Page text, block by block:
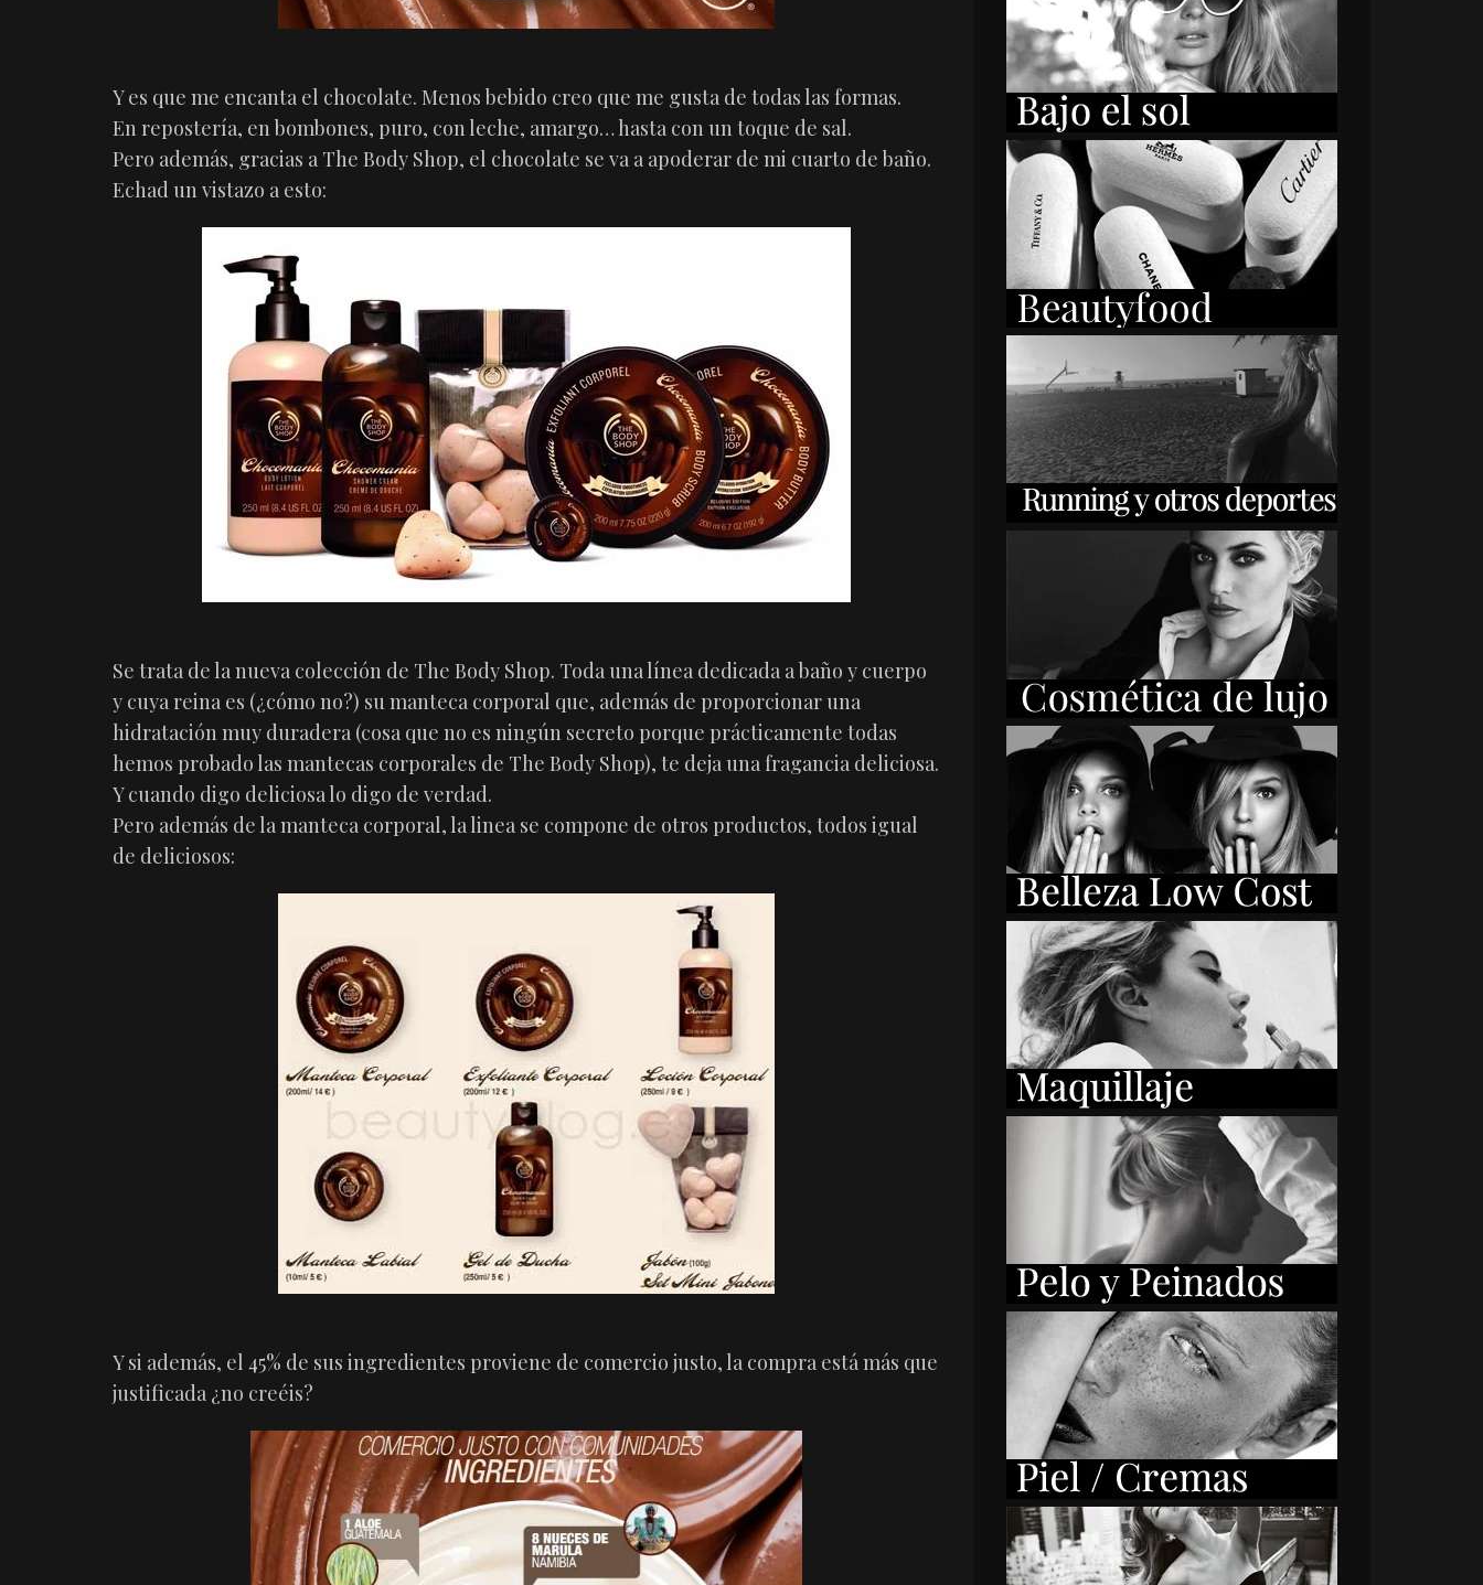
Y es que me encanta el chocolate. Menos bebido creo que me gusta de todas las formas.
En repostería, en bombones, puro, con leche, amargo… hasta con un toque de sal.
Pero además, gracias a The Body Shop, el chocolate se va a apoderar de mi cuarto de baño.
Echad un vistazo a esto:
Se trata de la nueva colección de The Body Shop. Toda una línea dedicada a baño y cuerpo
y cuya reina es (¿cómo no?) su manteca corporal que, además de proporcionar una
hidratación muy duradera (cosa que no es ningún secreto porque prácticamente todas
hemos probado las mantecas corporales de The Body Shop), te deja una fragancia deliciosa.
Y cuando digo deliciosa lo digo de verdad.
Pero además de la manteca corporal, la linea se compone de otros productos, todos igual
de deliciosos:
Y si además, el 45% de sus ingredientes proviene de comercio justo, la compra está más que
justificada ¿no creéis?